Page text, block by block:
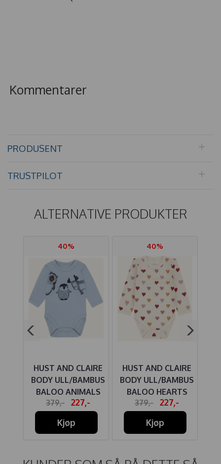
Kommentarer
PRODUSENT
TRUSTPILOT
ALTERNATIVE PRODUKTER
40%
HUST AND CLAIRE
BODY ULL/BAMBUS
BALOO ANIMALS
BABY BLUE
379,-
227,-
Kjøp
40%
HUST AND CLAIRE
BODY ULL/BAMBUS
BALOO HEARTS
PUFF OFF WHITE
379,-
227,-
Kjøp